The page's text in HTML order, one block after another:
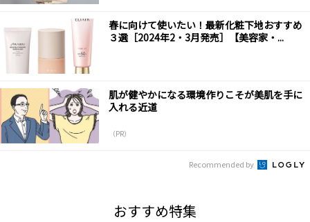
春に向けて使いたい！最新化粧下地おすすめ
３選［2024年2・3月発売］【美容家・...
肌が健やかになる環境作りこそが美肌を手に
入れる近道
（PR）
Recommended by
おすすめ特集